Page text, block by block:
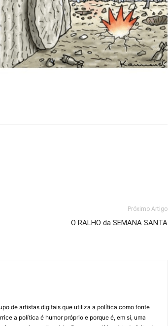
Próximo Artigo
O RALHO da SEMANA SANTA
de artistas digitais que utiliza a política como fonte
a política é humor próprio e porque é, em si, uma